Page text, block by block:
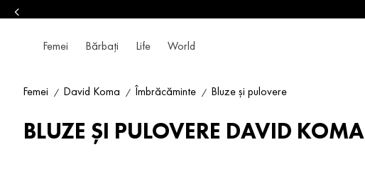
Femei Bărbați Life World
Femei David Koma Îmbrăcăminte Bluze și pulovere
BLUZE ȘI PULOVERE DAVID KOMA